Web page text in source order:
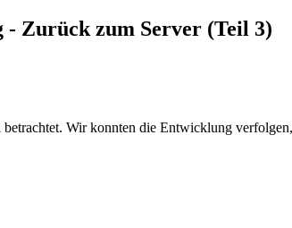
Zurück zum Server (Teil 3)
Wir konnten die Entwicklung